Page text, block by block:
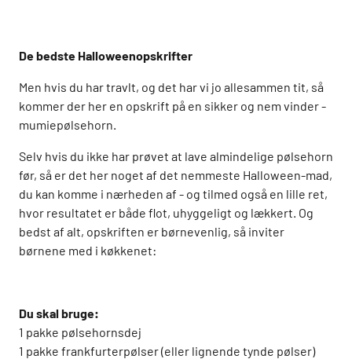
De bedste Halloweenopskrifter
Men hvis du har travlt, og det har vi jo allesammen tit, så
kommer der her en opskrift på en sikker og nem vinder -
mumiepølsehorn.
Selv hvis du ikke har prøvet at lave almindelige pølsehorn
før, så er det her noget af det nemmeste Halloween-mad,
du kan komme i nærheden af - og tilmed også en lille ret,
hvor resultatet er både flot, uhyggeligt og lækkert. Og
bedst af alt, opskriften er børnevenlig, så inviter
børnene med i køkkenet:
Du skal bruge:
1 pakke pølsehornsdej
1 pakke frankfurterpølser (eller lignende tynde pølser)